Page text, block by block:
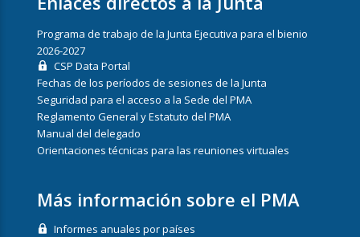
Programa de trabajo de la Junta Ejecutiva para el bienio
2026-2027
CSP Data Portal
Fechas de los períodos de sesiones de la Junta
Seguridad para el acceso a la Sede del PMA
Reglamento General y Estatuto del PMA
Manual del delegado
Orientaciones técnicas para las reuniones virtuales
Más información sobre el PMA
Informes anuales por países